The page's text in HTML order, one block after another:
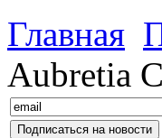
Главная
Aubretia